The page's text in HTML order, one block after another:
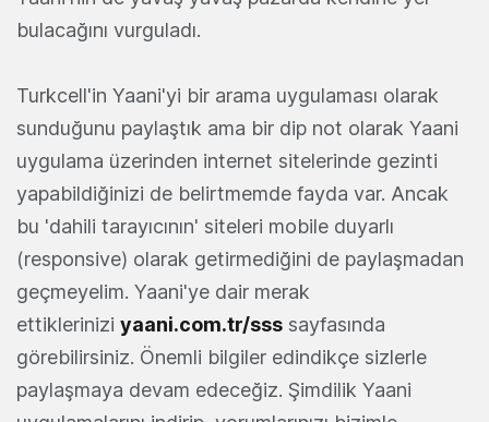
bulacağını vurguladı.
Turkcell'in Yaani'yi bir arama uygulaması olarak
sunduğunu paylaştık ama bir dip not olarak Yaani
uygulama üzerinden internet sitelerinde gezinti
yapabildiğinizi de belirtmemde fayda var. Ancak
bu 'dahili tarayıcının' siteleri mobile duyarlı
(responsive) olarak getirmediğini de paylaşmadan
geçmeyelim. Yaani'ye dair merak
ettiklerinizi yaani.com.tr/sss sayfasında
görebilirsiniz. Önemli bilgiler edindikçe sizlerle
paylaşmaya devam edeceğiz. Şimdilik Yaani